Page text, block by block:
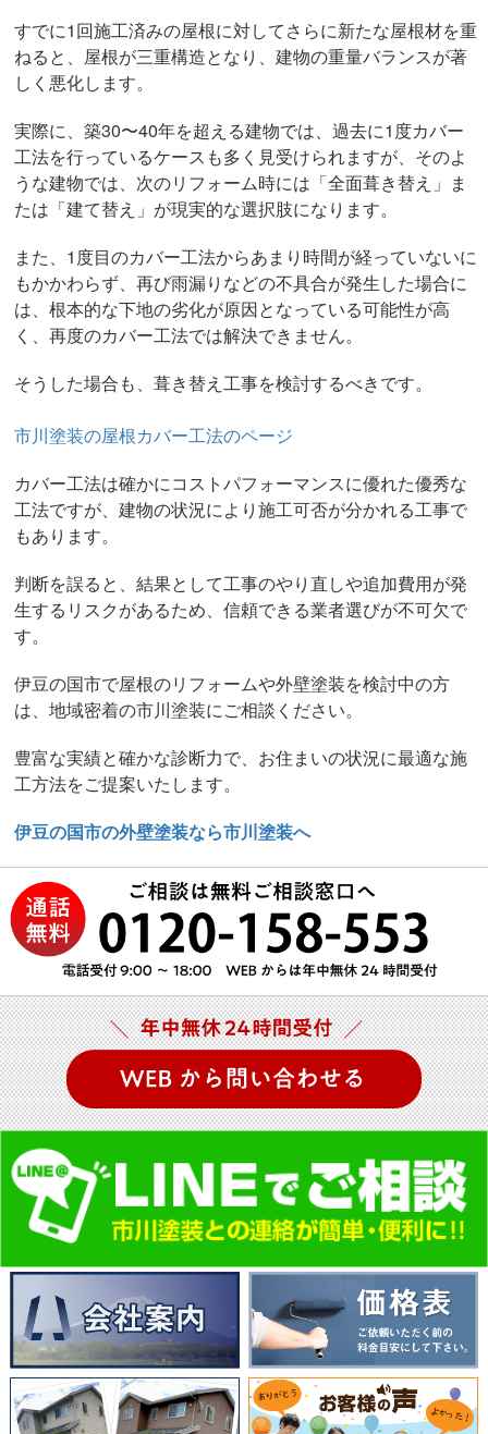
すでに1回施工済みの屋根に対してさらに新たな屋根材を重
ねると、屋根が三重構造となり、建物の重量バランスが著
しく悪化します。
実際に、築30〜40年を超える建物では、過去に1度カバー
工法を行っているケースも多く見受けられますが、そのよ
うな建物では、次のリフォーム時には「全面葺き替え」ま
たは「建て替え」が現実的な選択肢になります。
また、1度目のカバー工法からあまり時間が経っていないに
もかかわらず、再び雨漏りなどの不具合が発生した場合に
は、根本的な下地の劣化が原因となっている可能性が高
く、再度のカバー工法では解決できません。
そうした場合も、葺き替え工事を検討するべきです。
市川塗装の屋根カバー工法のページ
カバー工法は確かにコストパフォーマンスに優れた優秀な
工法ですが、建物の状況により施工可否が分かれる工事で
もあります。
判断を誤ると、結果として工事のやり直しや追加費用が発
生するリスクがあるため、信頼できる業者選びが不可欠で
す。
伊豆の国市で屋根のリフォームや外壁塗装を検討中の方
は、地域密着の市川塗装にご相談ください。
豊富な実績と確かな診断力で、お住まいの状況に最適な施
工方法をご提案いたします。
伊豆の国市の外壁塗装なら市川塗装へ